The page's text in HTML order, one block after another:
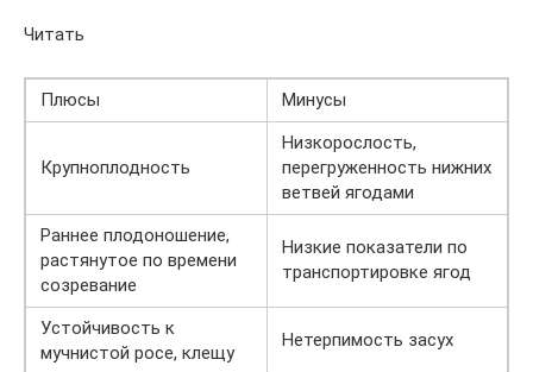
Читать
Плюсы Минусы
Крупноплодность
Низкорослость,
перегруженность нижних
ветвей ягодами
Раннее плодоношение,
растянутое по времени
созревание
Низкие показатели по
транспортировке ягод
Устойчивость к
мучнистой росе, клещу
Нетерпимость засух